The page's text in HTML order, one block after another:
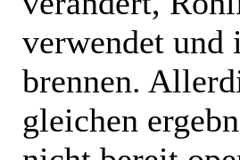
verwendet und
brennen.
gleichen